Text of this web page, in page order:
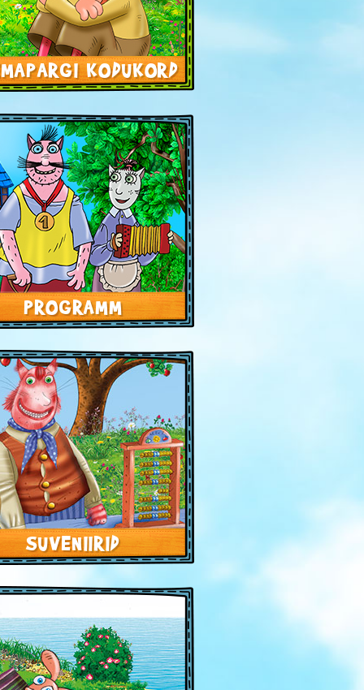
KODUKORD
PROGRAMM
SUVENIIRID